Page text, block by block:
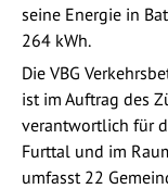
seine Energie in
264 kWh.
Die VBG
ist im Auftrag des
verantwortlich für
Furttal und im
umfasst 22